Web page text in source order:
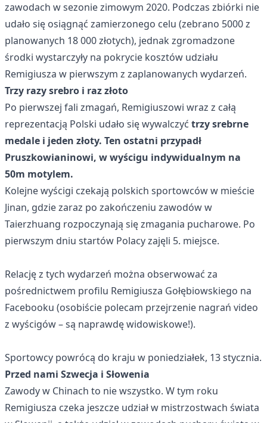
zawodach w sezonie zimowym 2020. Podczas zbiórki nie
udało się osiągnąć zamierzonego celu (zebrano 5000 z
planowanych 18 000 złotych), jednak zgromadzone
środki wystarczyły na pokrycie kosztów udziału
Remigiusza w pierwszym z zaplanowanych wydarzeń.
Trzy razy srebro i raz złoto
Po pierwszej fali zmagań, Remigiuszowi wraz z całą
reprezentacją Polski udało się wywalczyć trzy srebrne
medale i jeden złoty. Ten ostatni przypadł
Pruszkowianinowi, w wyścigu indywidualnym na
50m motylem.
Kolejne wyścigi czekają polskich sportowców w mieście
Jinan, gdzie zaraz po zakończeniu zawodów w
Taierzhuang rozpoczynają się zmagania pucharowe. Po
pierwszym dniu startów Polacy zajęli 5. miejsce.
Relację z tych wydarzeń można obserwować za
pośrednictwem profilu Remigiusza Gołębiowskiego na
Facebooku (osobiście polecam przejrzenie nagrań video
z wyścigów – są naprawdę widowiskowe!).
Sportowcy powrócą do kraju w poniedziałek, 13 stycznia.
Przed nami Szwecja i Słowenia
Zawody w Chinach to nie wszystko. W tym roku
Remigiusza czeka jeszcze udział w mistrzostwach świata